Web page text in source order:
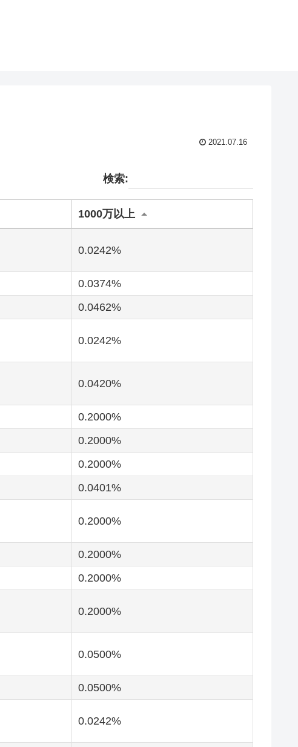
2021.07.16
検索:
1000万以上
0.0242
0.0374
0.0462
0.0242
0.0420
0.2000
0.2000
0.2000
0.0401
0.2000
0.2000
0.2000
0.2000
0.0500
0.0500
0.0242